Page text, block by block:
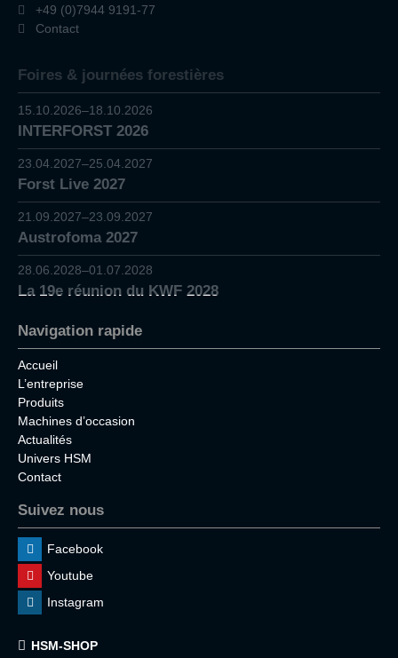
+49 (0)7944 9191-77
Contact
Foires & journées forestières
15.10.2026–18.10.2026
INTERFORST 2026
23.04.2027–25.04.2027
Forst Live 2027
21.09.2027–23.09.2027
Austrofoma 2027
28.06.2028–01.07.2028
La 19e réunion du KWF 2028
Navigation rapide
Accueil
L’entreprise
Produits
Machines d’occasion
Actualités
Univers HSM
Contact
Suivez nous
Facebook
Youtube
Instagram
HSM-SHOP